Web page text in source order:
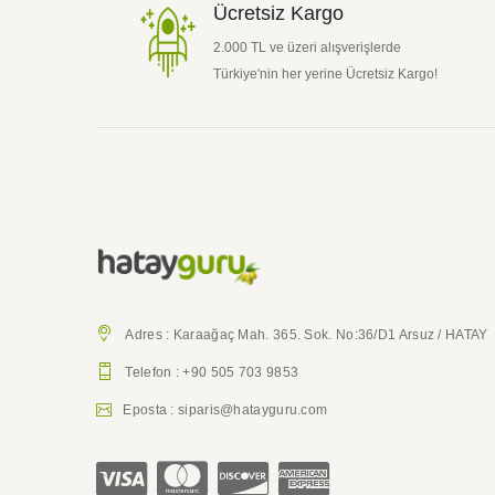
Nar
Ücretsiz Kargo
2.000 TL ve üzeri alışverişlerde
Türkiye'nin her yerine Ücretsiz Kargo!
Adres : Karaağaç Mah. 365. Sok. No:36/D1 Arsuz / HATAY
Telefon : +90 505 703 9853
Eposta : siparis@hatayguru.com